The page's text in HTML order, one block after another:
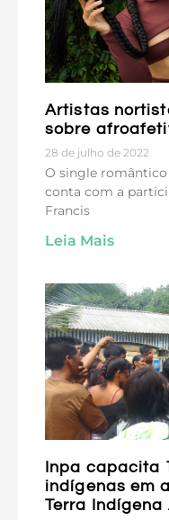
Artistas
sobre
28 de julho de 2022
O single romântico
conta com a
Francis
Leia Mais
Inpa capacita
indígenas em
Terra